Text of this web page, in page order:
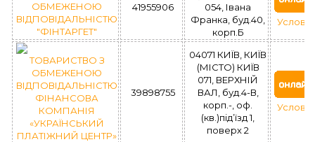
ОБМЕЖЕНОЮ
ВІДПОВІДАЛЬНІСТЮ
"ФІНТАРГЕТ"
41955906
054, Івана
Франка, буд.40,
корп.Б
ТОВАРИСТВО З
ОБМЕЖЕНОЮ
ВІДПОВІДАЛЬНІСТЮ
ФІНАНСОВА
КОМПАНІЯ
«УКРАЇНСЬКИЙ
ПЛАТІЖНИЙ ЦЕНТР»
39898755
04071 КИЇВ, КИЇВ
(МІСТО) КИЇВ
071, ВЕРХНІЙ
ВАЛ, буд.4-В,
корп.-, оф.
(кв.)під’їзд 1,
поверх 2